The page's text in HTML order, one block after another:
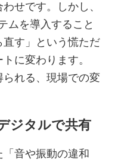
せです。しかし、
ムを導入すること
す」という慌ただ
に変わります。
れる、現場での変
ジタルで共有
音や振動の違和